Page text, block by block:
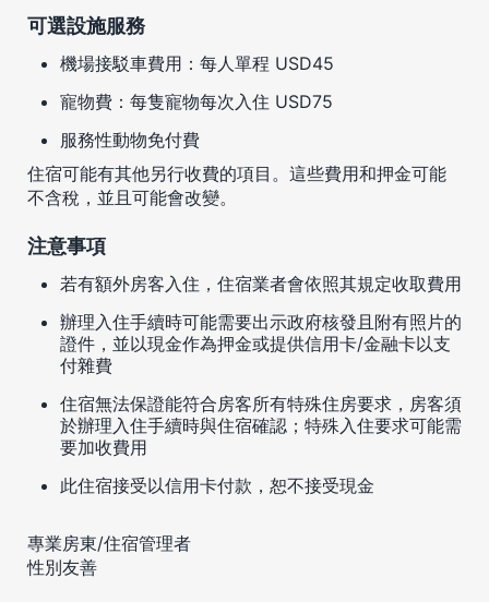
可選設施服務
機場接駁車費用：每人單程 USD45
寵物費：每隻寵物每次入住 USD75
服務性動物免付費
住宿可能有其他另行收費的項目。這些費用和押金可能
不含稅，並且可能會改變。
注意事項
若有額外房客入住，住宿業者會依照其規定收取費用
辦理入住手續時可能需要出示政府核發且附有照片的
證件，並以現金作為押金或提供信用卡/金融卡以支
付雜費
住宿無法保證能符合房客所有特殊住房要求，房客須
於辦理入住手續時與住宿確認；特殊入住要求可能需
要加收費用
此住宿接受以信用卡付款，恕不接受現金
專業房東/住宿管理者
性別友善